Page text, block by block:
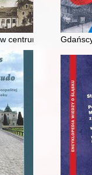
centrum poligonu